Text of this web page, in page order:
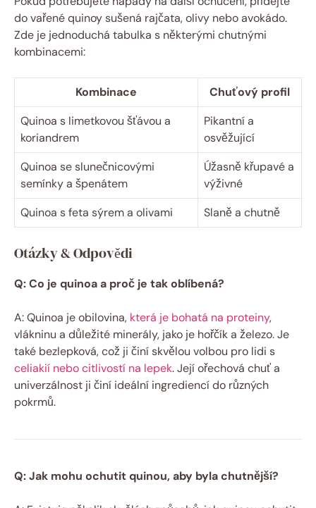
do vařené quinoy sušená rajčata, olivy nebo avokádo.
Zde je jednoduchá tabulka s některými chutnými
kombinacemi:
Kombinace
Chuťový profil
Quinoa s limetkovou šťávou a
koriandrem
Pikantní a
osvěžující
Quinoa se slunečnicovými
semínky a špenátem
Úžasně křupavé a
výživné
Quinoa s feta sýrem a olivami
Slaně a chutně
Otázky & Odpovědi
Q: Co je quinoa a proč je tak oblíbená?
A: Quinoa je obilovina, která je bohatá na proteiny,
vlákninu a důležité minerály, jako je hořčík a železo. Je
také bezlepková, což ji činí skvělou volbou pro lidi s
celiakií nebo citlivostí na lepek. Její ořechová chuť a
univerzálnost ji činí ideální ingrediencí do různých
pokrmů.
Q: Jak mohu ochutit quinou, aby byla chutnější?